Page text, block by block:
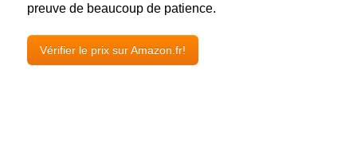
preuve de beaucoup de patience.
Vérifier le prix sur Amazon.fr!